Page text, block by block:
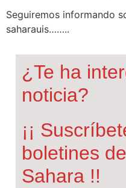
Seguiremos informando
saharauis……..
¿Te ha
noticia?
¡¡
boletines
Sahara !!